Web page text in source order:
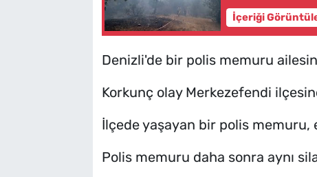
İçeriği
Denizli'de bir polis memuru
Korkunç olay Merkezefendi
İlçede yaşayan bir polis
Polis memuru daha sonra aynı